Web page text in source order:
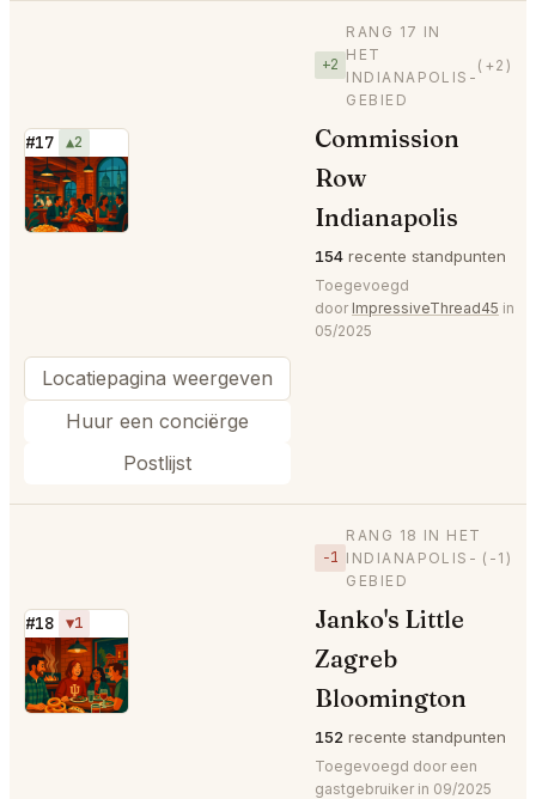
#17 ▲2
⭐
+2
RANG 17 IN
HET
INDIANAPOLIS-
GEBIED
(+2)
Commission
Row
Indianapolis
154 recente standpunten
Toegevoegd
door ImpressiveThread45 in
05/2025
Locatiepagina weergeven
Huur een conciërge
Postlijst
#18 ▼1
⭐
−1
RANG 18 IN HET
INDIANAPOLIS-
GEBIED
(-1)
Janko's Little
Zagreb
Bloomington
152 recente standpunten
Toegevoegd door een
gastgebruiker in 09/2025